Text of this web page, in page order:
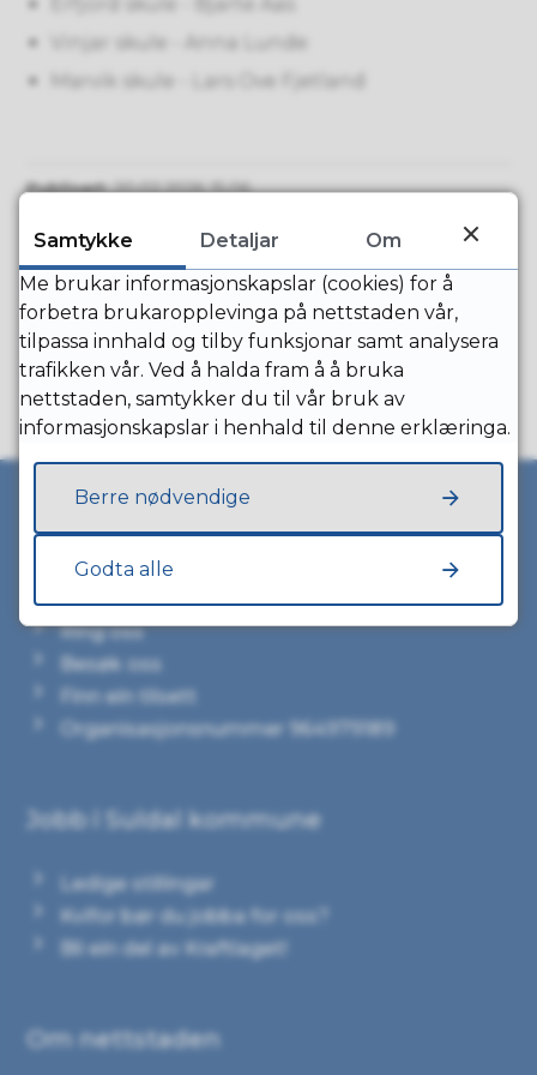
Vinjar skule - Anna Lunde
Marvik skule - Lars Ove Fjetland
Publisert 20.02.2026 15.06
Fann du det du leita etter?
Nei
Kontakt oss
Kontakt Suldal kommune
Ring oss
Besøk oss
Finn ein tilsett
Organisasjonsnummer 964979189
Jobb i Suldal kommune
Ledige stillingar
Kvifor bør du jobba for oss?
Bli ein del av Kraftlaget!
Om nettstaden
Samtykke Detaljar
Om
Me brukar informasjonskapslar (cookies) for å
forbetra brukaropplevinga på nettstaden vår,
tilpassa innhald og tilby funksjonar samt analysera
trafikken vår. Ved å halda fram å å bruka
nettstaden, samtykker du til vår bruk av
informasjonskapslar i henhald til denne erklæringa.
Berre nødvendige
Godta alle